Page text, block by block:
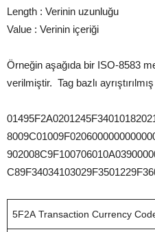
Length : Verinin uzunluğu
Value : Verinin içeriği
Örneğin aşağıda bir ISO-8583
verilmiştir. Tag bazlı
5F2A Transaction Currency